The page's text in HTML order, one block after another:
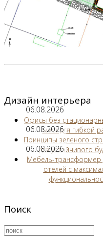
Дизайн интерьера
06.08.2026
Офисы без
мест для гибкой
06.08.2026
Принципы зеленого
для устойчивого
06.08.2026
Мебель-трансформер
отелей с
Поиск